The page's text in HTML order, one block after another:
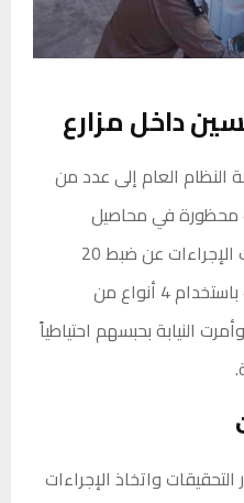
داخل مزارع
النظام العام إلى عدد من
محظورة في محاصيل
معروضة بالأسواق، حيث أسفرت الإجراءات عن ضبط 20
شخصاً متلبسين برش المزروعات باستخدام 4 أنواع من
النيابة بحبسهم احتياطياً
واتخاذ الإجراءات